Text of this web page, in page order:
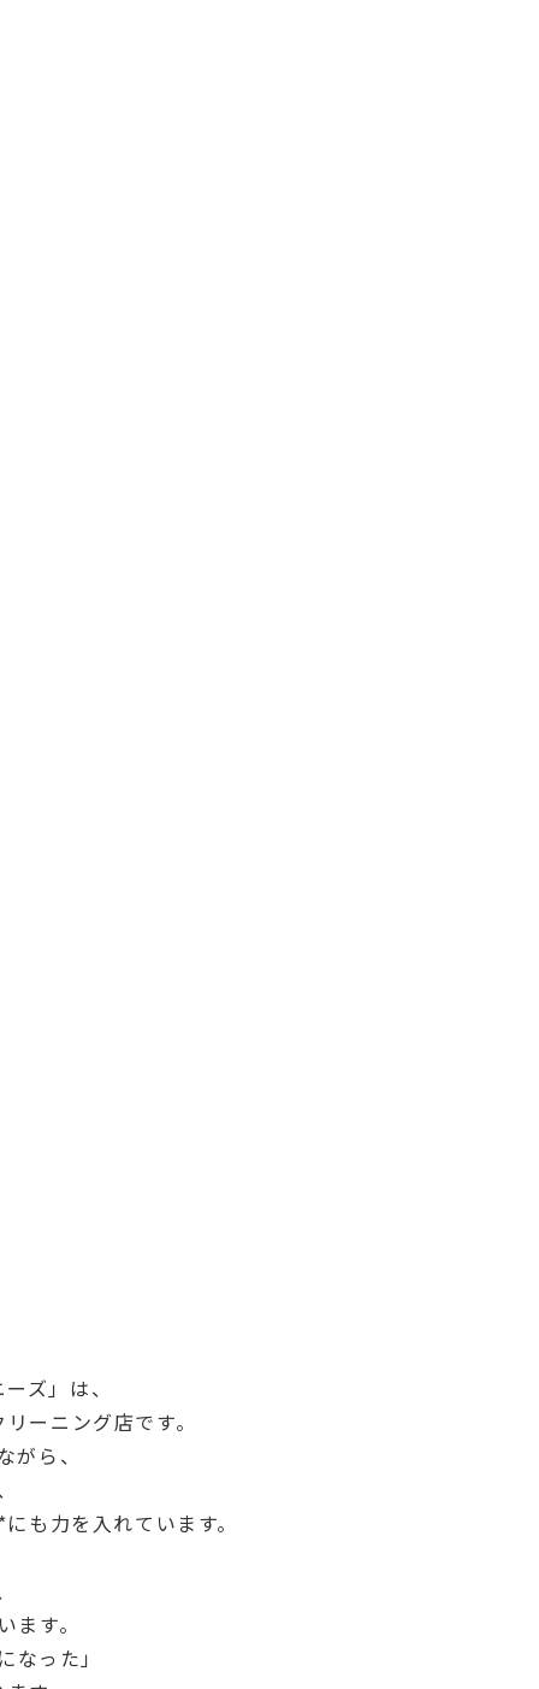
ズ」は、
ーニング店です。
ら、
も力を入れています。
す。
った」